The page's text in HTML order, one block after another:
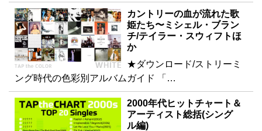
カントリーの血が流れた歌
姫たち〜ミシェル・ブラン
チ/テイラー・スウィフトほ
か
★ダウンロード/ストリーミ
ング時代の色彩別アルバムガイド 「…
2000年代ヒットチャート＆
アーティスト総括(シング
ル編)